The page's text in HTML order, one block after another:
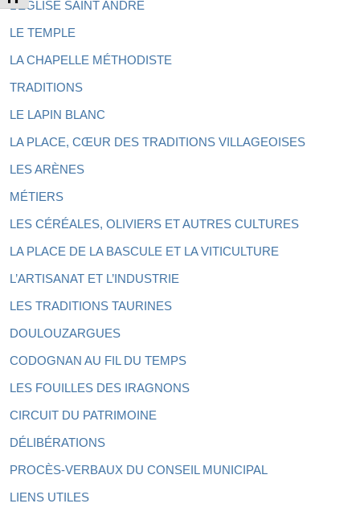
L’ÉGLISE SAINT ANDRÉ
LE TEMPLE
LA CHAPELLE MÉTHODISTE
TRADITIONS
LE LAPIN BLANC
LA PLACE, CŒUR DES TRADITIONS VILLAGEOISES
LES ARÈNES
MÉTIERS
LES CÉRÉALES, OLIVIERS ET AUTRES CULTURES
LA PLACE DE LA BASCULE ET LA VITICULTURE
L’ARTISANAT ET L’INDUSTRIE
LES TRADITIONS TAURINES
DOULOUZARGUES
CODOGNAN AU FIL DU TEMPS
LES FOUILLES DES IRAGNONS
CIRCUIT DU PATRIMOINE
DÉLIBÉRATIONS
PROCÈS-VERBAUX DU CONSEIL MUNICIPAL
LIENS UTILES